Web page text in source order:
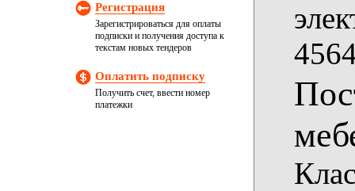
Регистрация
Зарегистрироваться для оплаты
подписки и получения доступа к
текстам новых тендеров
Оплатить подписку
Получить счет, ввести номер
платежки